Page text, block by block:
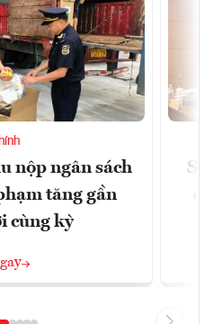
nộp ngân sách
tăng gần
cùng kỳ